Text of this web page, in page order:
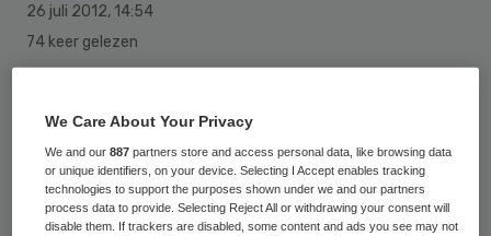
26 juli 2012, 14:54
74 keer gelezen
slag als nieuwe bestuurder van GGZ Noord-
Holland-Noord. Brinkmann volgt Adriaan
Jansen op, die naar GGZ Friesland vertrekt.
We Care About Your Privacy
We and our887 partners store and access personal data, like browsing data
or unique identifiers, on your device. Selecting I Accept enables tracking
technologies to support the purposes shown under we and our partners
process data to provide. Selecting Reject All or withdrawing your consent will
disable them. If trackers are disabled, some content and ads you see may not